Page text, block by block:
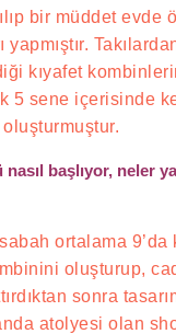
bir müddet evde
yapmıştır.
kıyafet
5 sene içerisinde
oluşturmuştur.
başlıyor, neler
ortalama 9’da
oluşturup,
sonra
atolyesi olan